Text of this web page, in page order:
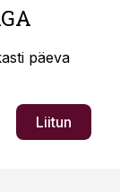
päeva
Liitun